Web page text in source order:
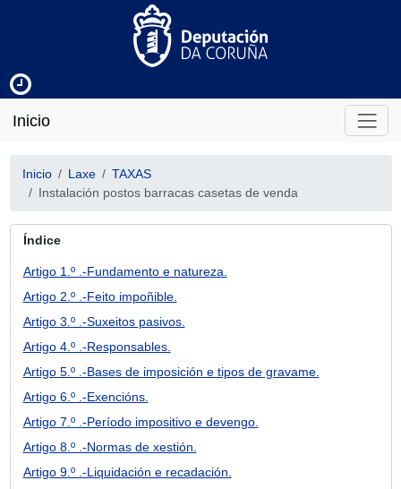
Inicio
Inicio Laxe
TAXAS
Instalación postos barracas casetas de venda
Índice
Artigo 1.º .-Fundamento e natureza.
Artigo 2.º .-Feito impoñible.
Artigo 3.º .-Suxeitos pasivos.
Artigo 4.º .-Responsables.
Artigo 5.º .-Bases de imposición e tipos de gravame.
Artigo 6.º .-Exencións.
Artigo 7.º .-Período impositivo e devengo.
Artigo 8.º .-Normas de xestión.
Artigo 9.º .-Liquidación e recadación.